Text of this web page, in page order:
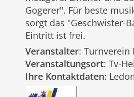
Gogerer". Für beste
sorgt das "Geschwister-
Eintritt ist frei.
Veranstalter: Turnverein
Veranstaltungsort: Tv-
Ihre Kontaktdaten: